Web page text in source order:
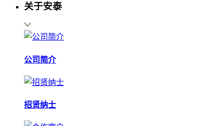
关于安泰
公司简介
招贤纳士